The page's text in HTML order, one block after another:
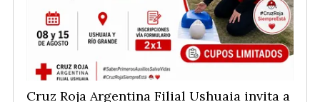
Cruz Roja Argentina Filial Ushuaia invita a